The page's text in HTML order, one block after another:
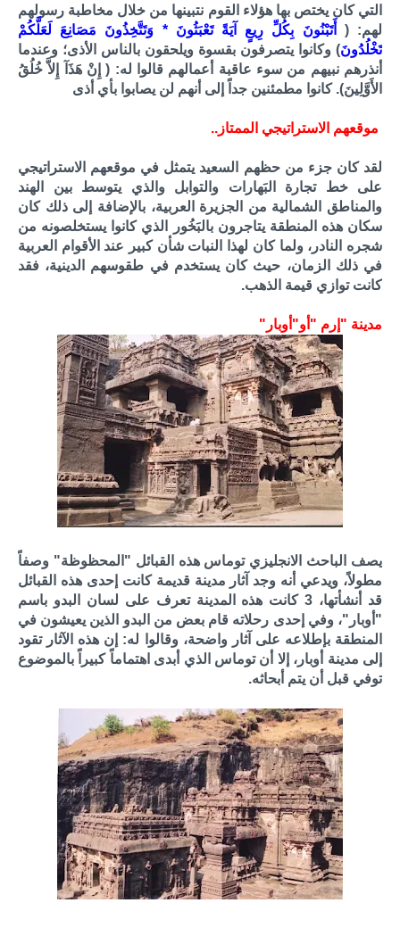
التي كان يختص بها هؤلاء القوم نتبينها من خلال مخاطبة رسولهم
لهم: ( أَتَبْنُونَ بِكُلِّ رِيعٍ آيَةً تَعْبَثُونَ * وَتَتَّخِذُونَ مَصَانِعَ لَعَلَّكُمْ
تَخْلُدُونَ) وكانوا يتصرفون بقسوة ويلحقون بالناس الأذى؛ وعندما
أنذرهم نبيهم من سوء عاقبة أعمالهم قالوا له: ( إِنْ هَذَآ إِلاَّ خُلُقُ
الأَوَّلِينَ). كانوا مطمئنين جداً إلى أنهم لن يصابوا بأي أذى
موقعهم الاستراتيجي الممتاز..
لقد كان جزء من حظهم السعيد يتمثل في موقعهم الاستراتيجي
على خط تجارة البَهارات والتوابل والذي يتوسط بين الهند
والمناطق الشمالية من الجزيرة العربية، بالإضافة إلى ذلك كان
سكان هذه المنطقة يتاجرون بالبَخُور الذي كانوا يستخلصونه من
شجره النادر، ولما كان لهذا النبات شأن كبير عند الأقوام العربية
في ذلك الزمان، حيث كان يستخدم في طقوسهم الدينية، فقد
كانت توازي قيمة الذهب.
مدينة "إرم "أو"أوبار"
يصف الباحث الانجليزي توماس هذه القبائل "المحظوظة" وصفاً
مطولاً، ويدعي أنه وجد آثار مدينة قديمة كانت إحدى هذه القبائل
قد أنشأتها، 3 كانت هذه المدينة تعرف على لسان البدو باسم
"أوبار"، وفي إحدى رحلاته قام بعض من البدو الذين يعيشون في
المنطقة بإطلاعه على آثار واضحة، وقالوا له: إن هذه الآثار تقود
إلى مدينة أوبار، إلا أن توماس الذي أبدى اهتماماً كبيراً بالموضوع
توفي قبل أن يتم أبحاثه.